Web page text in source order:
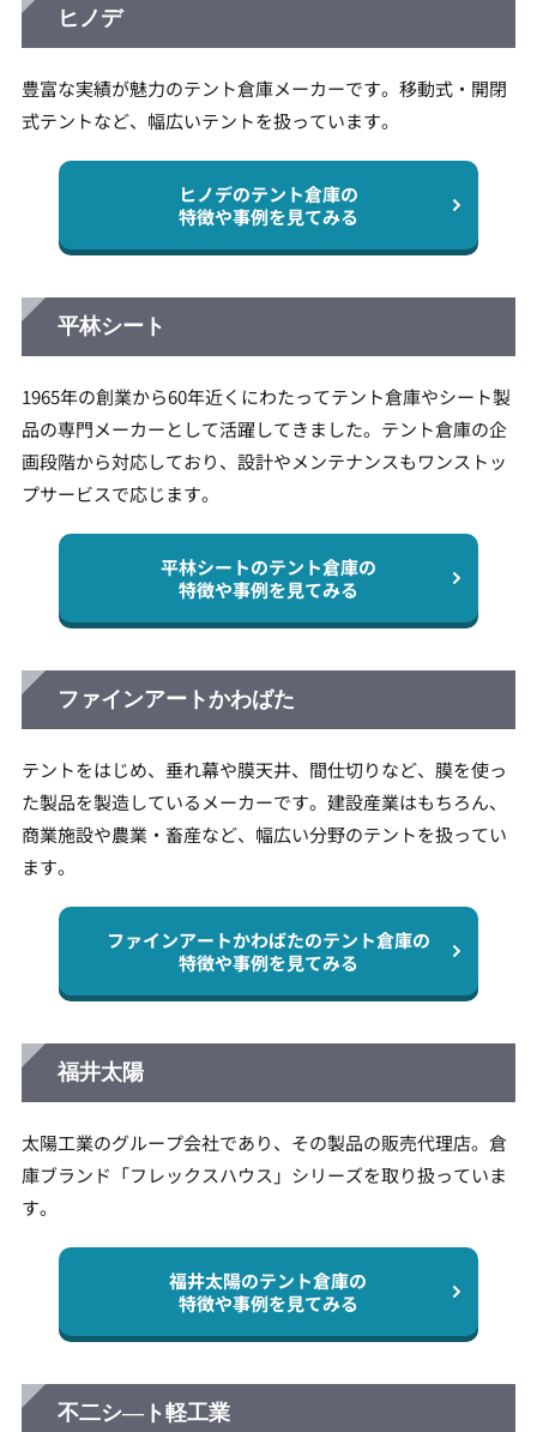
ヒノデ
豊富な実績が魅力のテント倉庫メーカーです。移動式・開閉
式テントなど、幅広いテントを扱っています。
ヒノデのテント倉庫の
特徴や事例を見てみる
平林シート
1965年の創業から60年近くにわたってテント倉庫やシート製
品の専門メーカーとして活躍してきました。テント倉庫の企
画段階から対応しており、設計やメンテナンスもワンストッ
プサービスで応じます。
平林シートのテント倉庫の
特徴や事例を見てみる
ファインアートかわばた
テントをはじめ、垂れ幕や膜天井、間仕切りなど、膜を使っ
た製品を製造しているメーカーです。建設産業はもちろん、
商業施設や農業・畜産など、幅広い分野のテントを扱ってい
ます。
ファインアートかわばたのテント倉庫の
特徴や事例を見てみる
福井太陽
太陽工業のグループ会社であり、その製品の販売代理店。倉
庫ブランド「フレックスハウス」シリーズを取り扱っていま
す。
福井太陽のテント倉庫の
特徴や事例を見てみる
不二シ―ト軽工業